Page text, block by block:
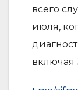
всего
июля,
включая